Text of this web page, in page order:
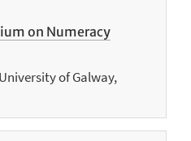
on Numeracy
of Galway,